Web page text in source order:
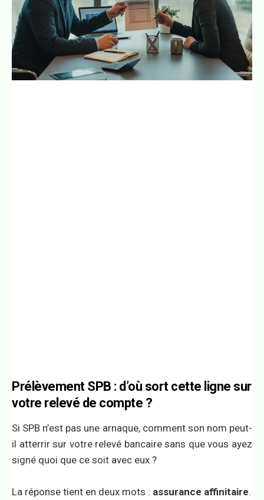
Prélèvement SPB : d’où sort cette ligne sur
votre relevé de compte ?
Si SPB n’est pas une arnaque, comment son nom peut-
il atterrir sur votre relevé bancaire sans que vous ayez
signé quoi que ce soit avec eux ?
La réponse tient en deux mots : assurance affinitaire.